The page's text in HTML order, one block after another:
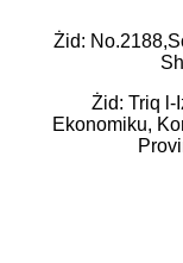
Żid:
Żid: Triq l-
Ekonomiku,